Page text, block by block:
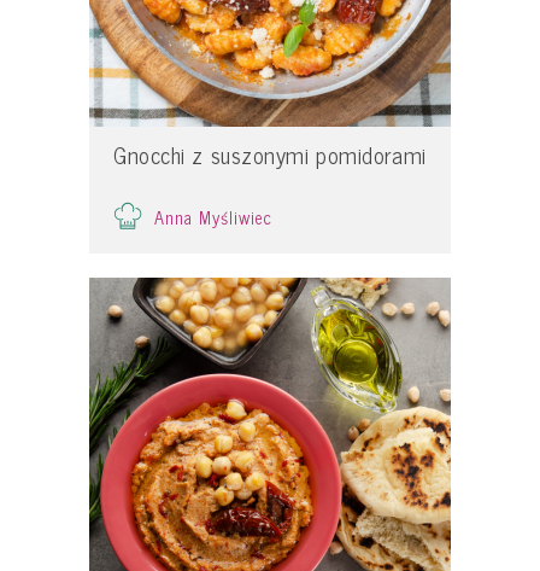
Gnocchi z suszonymi pomidorami
Anna Myśliwiec